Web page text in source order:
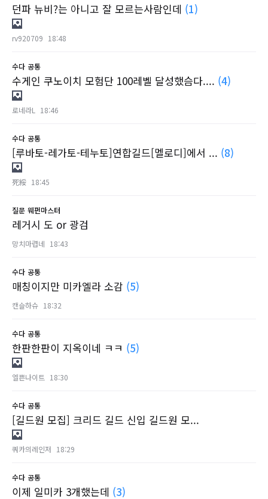
던파 뉴비?는 아니고 잘 모르는사람인데 (1)
rv920709 18:48
수다 공통
수게인 쿠노이치 모험단 100레벨 달성했슴다.... (4)
로네라L 18:46
수다 공통
[루바토-레가토-테누토]연합길드[멜로디]에서 ... (8)
死綏 18:45
질문 웨펀마스터
레거시 도 or 광검
망치마렵네 18:43
수다 공통
매칭이지만 미카엘라 소감 (5)
캔슬하슈 18:32
수다 공통
한판한판이 지옥이네 ㅋㅋ (5)
엘쁜나이트 18:30
수다 공통
[길드원 모집] 크리드 길드 신입 길드원 모...
쿼카의레인저 18:29
수다 공통
이제 일미카 3개했는데 (3)